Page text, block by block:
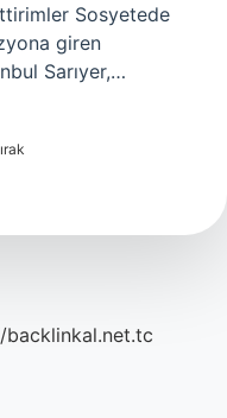
Sosyetede
giren
Sarıyer,…